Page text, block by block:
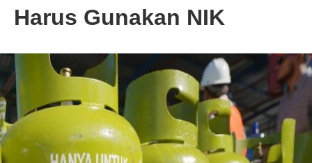
Harus Gunakan NIK